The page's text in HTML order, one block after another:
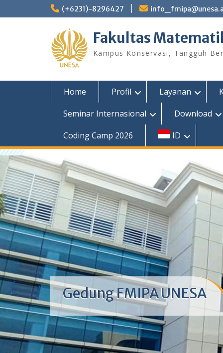
to
(+6231)-8296427
Fakultas
Kampus Konservasi, Tangguh
Home Profil Layanan
Seminar Internasional
Download
Coding Camp 2026
ID
Gedung FMIPA UNESA